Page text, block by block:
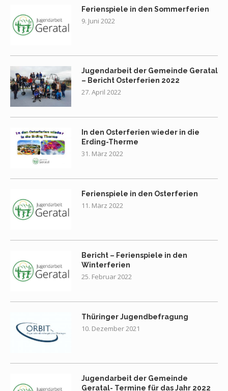
Ferienspiele in den Sommerferien
9. Juni 2022
Jugendarbeit der Gemeinde Geratal
– Bericht Osterferien 2022
27. April 2022
In den Osterferien wieder in die
Erding-Therme
31. März 2022
Ferienspiele in den Osterferien
11. März 2022
Bericht – Ferienspiele in den
Winterferien
25. Februar 2022
Thüringer Jugendbefragung
10. Dezember 2021
Jugendarbeit der Gemeinde
Geratal- Termine für das Jahr 2022